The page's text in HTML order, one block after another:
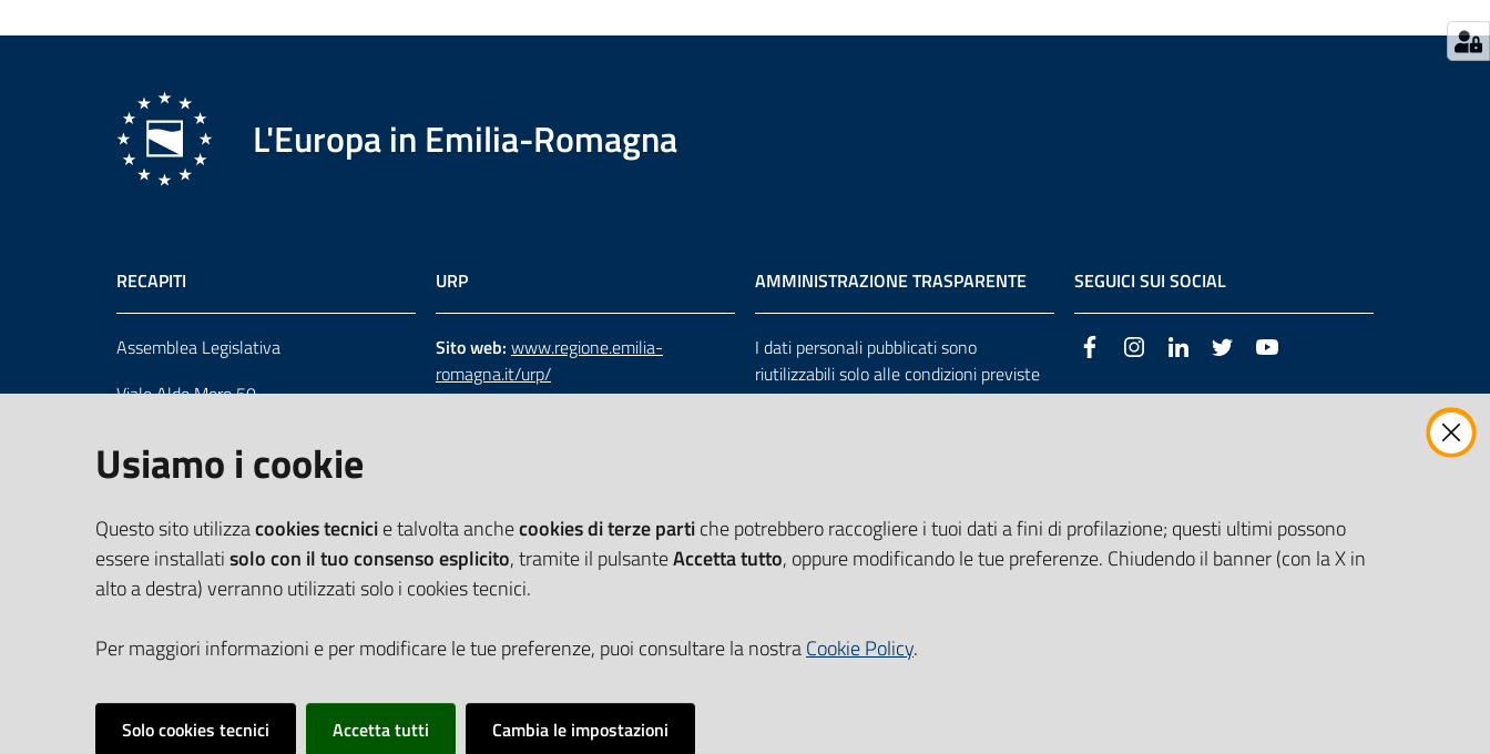
L'Europa in Emilia-Romagna
RECAPITI
Assemblea Legislativa
Viale Aldo Moro 50
Centralino 051 5275226
Cerca telefoni e indirizzi
URP
Sito web: www.regione.emilia-
romagna.it/urp/
Numero verde:800.66.22.00
AMMINISTRAZIONE TRASPARENTE
I dati personali pubblicati sono
riutilizzabili solo alle condizioni previste
dalla direttiva comunitaria 2003/98/CE
SEGUICI SUI SOCIAL
FacebookInstagramLinkedIn Twitter
Usiamo i cookie
Questo sito utilizzacookies tecnicie talvolta anchecookies di terze partiche potrebbero raccogliere i tuoi dati a fini di profilazione; questi ultimi possono
essere installatisolo con il tuo consenso esplicito, tramite il pulsanteAccetta tutto, oppure modificando le tue preferenze. Chiudendo il banner (con la X in
alto a destra) verranno utilizzati solo i cookies tecnici.
Per maggiori informazioni e per modificare le tue preferenze, puoi consultare la nostraCookie Policy.
Solo cookies tecnici Accetta tutti Cambia le impostazioni